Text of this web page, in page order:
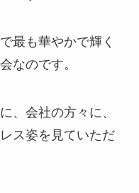
最も華やかで輝く
なのです。
、会社の方々に、
ス姿を見ていただ